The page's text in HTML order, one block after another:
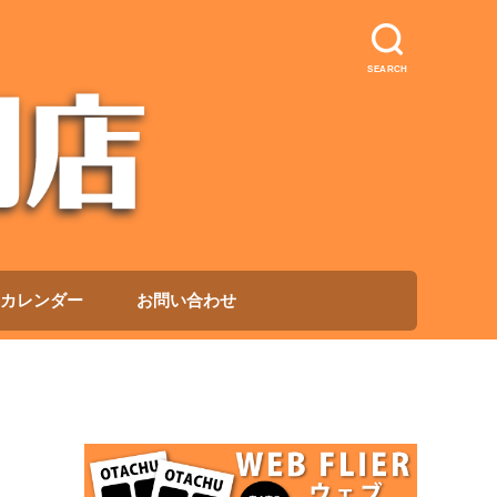
SEARCH
レンダー お問い合わせ